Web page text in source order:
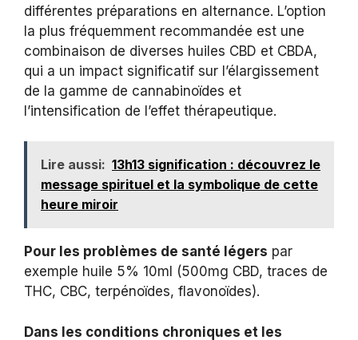
différentes préparations en alternance. L’option
la plus fréquemment recommandée est une
combinaison de diverses huiles CBD et CBDA,
qui a un impact significatif sur l’élargissement
de la gamme de cannabinoïdes et
l’intensification de l’effet thérapeutique.
Lire aussi: 13h13 signification : découvrez le
message spirituel et la symbolique de cette
heure miroir
Pour les problèmes de santé légers par
exemple huile 5% 10ml (500mg CBD, traces de
THC, CBC, terpénoïdes, flavonoïdes).
Dans les conditions chroniques et les